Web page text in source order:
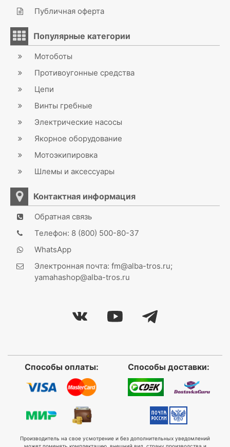
Публичная оферта
Популярные категории
Мотоботы
Противоугонные средства
Цепи
Винты гребные
Электрические насосы
Якорное оборудование
Мотоэкипировка
Шлемы и аксессуары
Контактная информация
Обратная связь
Телефон: 8 (800) 500-80-37
WhatsApp
Электронная почта: fm@alba-tros.ru;
yamahashop@alba-tros.ru
Способы оплаты: Способы доставки:
Производитель на свое усмотрение и без дополнительных уведомлений